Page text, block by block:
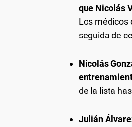
que Nicolás
Los médicos
seguida de
Nicolás
de la lista
Julián